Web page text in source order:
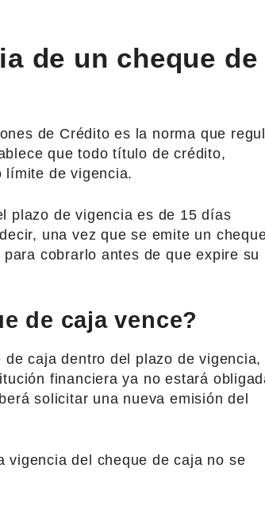
de un cheque de
de Crédito es la norma que
que todo título de crédito,
límite de vigencia.
plazo de vigencia es de 15 días
una vez que se emite un
cobrarlo antes de que expire su
de caja vence?
caja dentro del plazo de vigencia,
financiera ya no estará
solicitar una nueva emisión del
vigencia del cheque de caja no se